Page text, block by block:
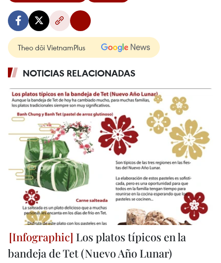
Theo dõi VietnamPlus
NOTICIAS RELACIONADAS
Los platos típicos en la
bandeja de Tet (Nuevo Año Lunar)